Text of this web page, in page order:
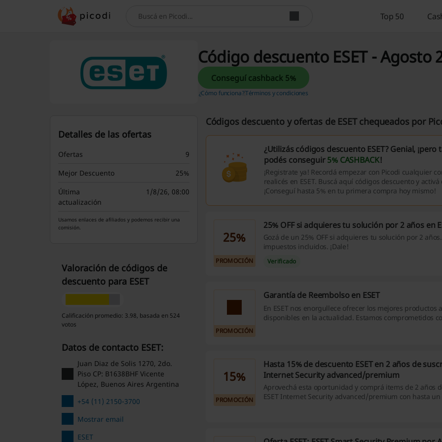
Buscar Top 50
Código descuento ESET - Agosto
Conseguí cashback 5%
¿Cómo funciona?Términos y condiciones
Códigos descuento y ofertas de ESET chequeados por
¿Utilizás códigos descuento ESET? Genial, ¡pero
podés conseguir5% CASHBACK!
¡Registrate ya! Recordá empezar con Picodi cualquier
realicés en ESET. Buscá aquí códigos descuento y activá
¡Conseguí hasta 5% en tu primera compra hoy mismo!
25%
PROMOCIÓN
25% OFF si adquieres tu solución por 2 años en
Gozá de un 25% OFF si adquieres tu solución por 2
impuestos incluidos. ¡Dale!
Verificado
PROMOCIÓN
Garantía de Reembolso en ESET
En ESET nos enorgullece ofrecer los mejores productos
disponibles en la actualidad. Estamos comprometidos
satisfacción de nuestros clientes con nuestras
ofrecemos una política de devolución de 30 días a
con tu solución de seguridad de ESET, estamos
reembolso total del precio de compra. ¡Hacé clic y
detalles!
15%
PROMOCIÓN
Hasta 15% de descuento ESET en 2 años de
Internet Security advanced/premium
Aprovechá esta oportunidad y comprá items de 2 años
ESET Internet Security advanced/premium con hasta un
descuento en las promociones de temporada de ESET
Detalles de las ofertas
Ofertas
9
Mejor Descuento
25%
Última
actualización
1/8/26, 08:00
Usamos enlaces de afiliados y podemos recibir una
comisión.
Valoración de códigos de
descuento para ESET
Calificación promedio: 3.98, basada en 524
votos
Datos de contacto ESET:
Juan Diaz de Solis 1270, 2do.
Piso CP: B1638BHF Vicente
López, Buenos Aires Argentina
+54 (11) 2150-3700
Mostrar email
ESET